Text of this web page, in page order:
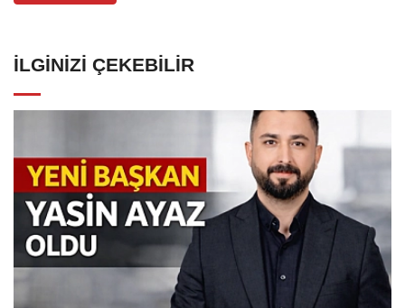
İLGINIZI ÇEKEBILIR